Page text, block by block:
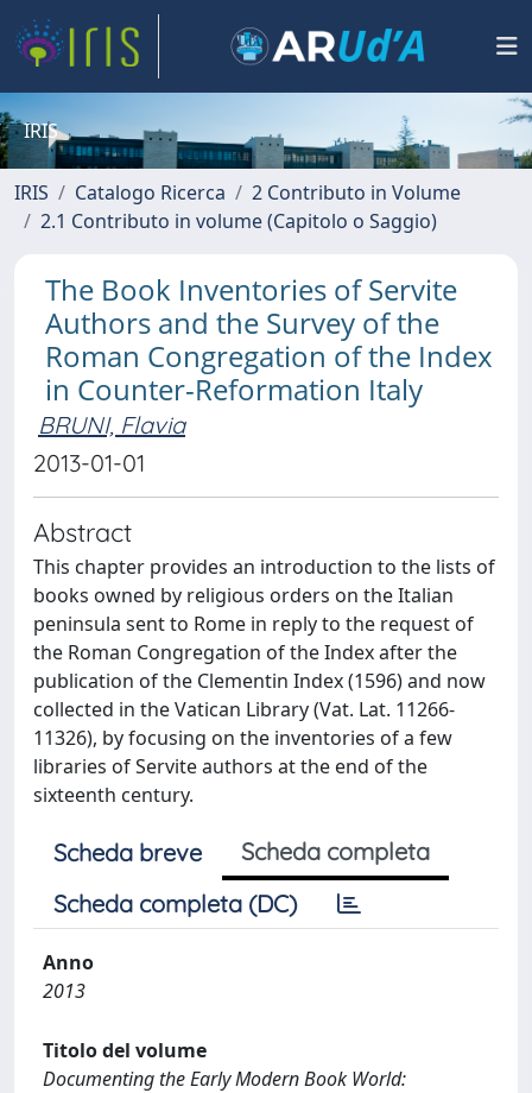
IRIS
IRIS Catalogo Ricerca
2 Contributo in Volume
2.1 Contributo in volume (Capitolo o Saggio)
The Book Inventories of Servite
Authors and the Survey of the
Roman Congregation of the Index
in Counter-Reformation Italy
BRUNI, Flavia
2013-01-01
Abstract
This chapter provides an introduction to the lists of
books owned by religious orders on the Italian
peninsula sent to Rome in reply to the request of
the Roman Congregation of the Index after the
publication of the Clementin Index (1596) and now
collected in the Vatican Library (Vat. Lat. 11266-
11326), by focusing on the inventories of a few
libraries of Servite authors at the end of the
sixteenth century.
Scheda breve
Scheda completa
Scheda completa (DC)
Anno
2013
Titolo del volume
Documenting the Early Modern Book World: